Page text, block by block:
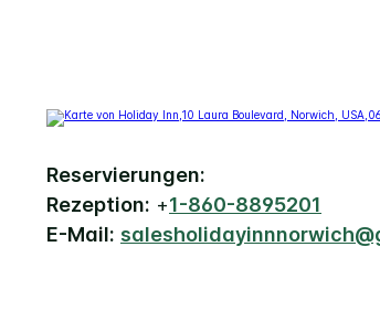
Reservierungen:
Rezeption: +1-860-8895201
E-Mail: